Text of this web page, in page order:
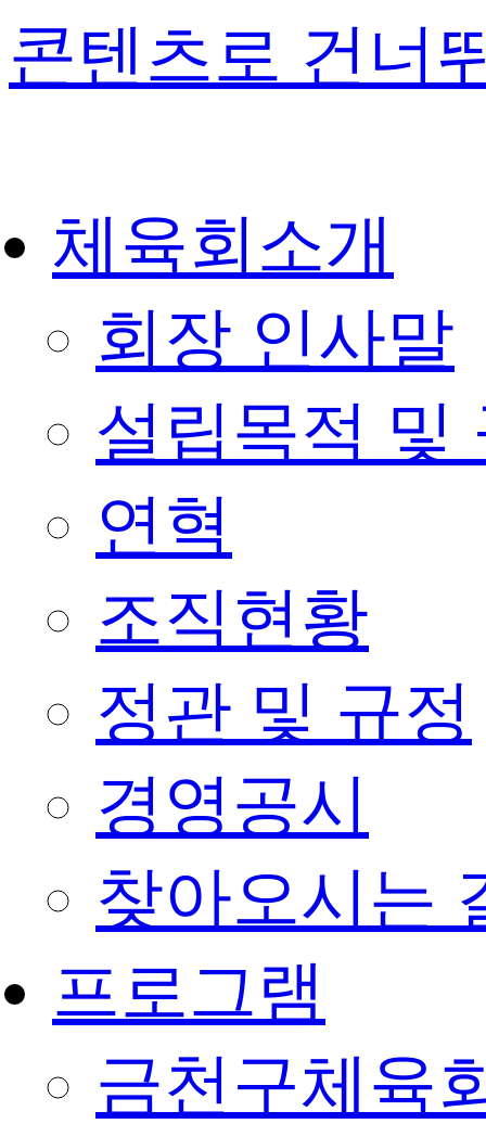
콘텐츠로 건너
체육회소개
회장 인사말
설립목적 및
연혁
조직현황
정관 및 규정
경영공시
찾아오시는
프로그램
금천구체육